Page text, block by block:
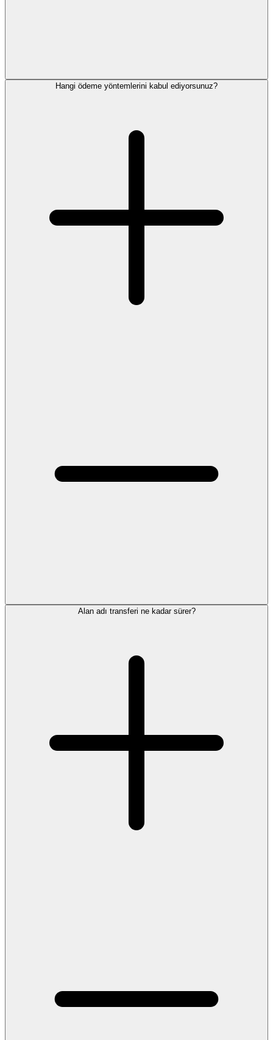
Hangi ödeme yöntemlerini kabul ediyorsunuz?
Alan adı transferi ne kadar sürer?